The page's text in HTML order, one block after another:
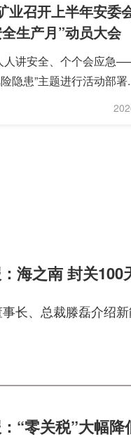
业召开上半年安委
生产月”动员大会
人讲安全、个个会应急
隐患”主题进行活动部署
海之南 封关
长、总裁滕磊介绍
“零关税”大幅